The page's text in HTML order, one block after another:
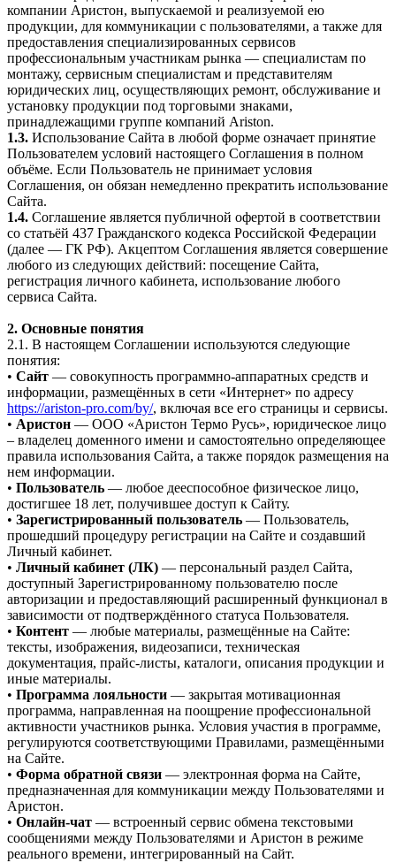
компании Аристон, выпускаемой и реализуемой ею
продукции, для коммуникации с пользователями, а также для
предоставления специализированных сервисов
профессиональным участникам рынка — специалистам по
монтажу, сервисным специалистам и представителям
юридических лиц, осуществляющих ремонт, обслуживание и
установку продукции под торговыми знаками,
принадлежащими группе компаний Ariston.
1.3. Использование Сайта в любой форме означает принятие
Пользователем условий настоящего Соглашения в полном
объёме. Если Пользователь не принимает условия
Соглашения, он обязан немедленно прекратить использование
Сайта.
1.4. Соглашение является публичной офертой в соответствии
со статьёй 437 Гражданского кодекса Российской Федерации
(далее — ГК РФ). Акцептом Соглашения является совершение
любого из следующих действий: посещение Сайта,
регистрация личного кабинета, использование любого
сервиса Сайта.
2. Основные понятия
2.1. В настоящем Соглашении используются следующие
понятия:
• Сайт — совокупность программно-аппаратных средств и
информации, размещённых в сети «Интернет» по адресу
https://ariston-pro.com/by/, включая все его страницы и сервисы.
• Аристон — ООО «Аристон Термо Русь», юридическое лицо
– владелец доменного имени и самостоятельно определяющее
правила использования Сайта, а также порядок размещения на
нем информации.
• Пользователь — любое дееспособное физическое лицо,
достигшее 18 лет, получившее доступ к Сайту.
• Зарегистрированный пользователь — Пользователь,
прошедший процедуру регистрации на Сайте и создавший
Личный кабинет.
• Личный кабинет (ЛК) — персональный раздел Сайта,
доступный Зарегистрированному пользователю после
авторизации и предоставляющий расширенный функционал в
зависимости от подтверждённого статуса Пользователя.
• Контент — любые материалы, размещённые на Сайте:
тексты, изображения, видеозаписи, техническая
документация, прайс-листы, каталоги, описания продукции и
иные материалы.
• Программа лояльности — закрытая мотивационная
программа, направленная на поощрение профессиональной
активности участников рынка. Условия участия в программе,
регулируются соответствующими Правилами, размещёнными
на Сайте.
• Форма обратной связи — электронная форма на Сайте,
предназначенная для коммуникации между Пользователями и
Аристон.
• Онлайн-чат — встроенный сервис обмена текстовыми
сообщениями между Пользователями и Аристон в режиме
реального времени, интегрированный на Сайт.